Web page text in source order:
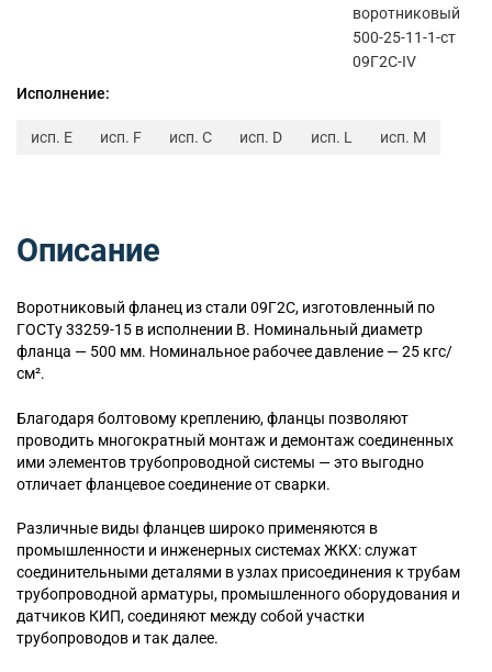
воротниковый
500-25-11-1-ст
09Г2С-IV
Исполнение:
исп. E исп. F исп. C исп. D исп. L исп. M
Описание
Воротниковый фланец из стали 09Г2С, изготовленный по
ГОСТу 33259-15 в исполнении B. Номинальный диаметр
фланца — 500 мм. Номинальное рабочее давление — 25 кгс/
см².
Благодаря болтовому креплению, фланцы позволяют
проводить многократный монтаж и демонтаж соединенных
ими элементов трубопроводной системы — это выгодно
отличает фланцевое соединение от сварки.
Различные виды фланцев широко применяются в
промышленности и инженерных системах ЖКХ: служат
соединительными деталями в узлах присоединения к трубам
трубопроводной арматуры, промышленного оборудования и
датчиков КИП, соединяют между собой участки
трубопроводов и так далее.